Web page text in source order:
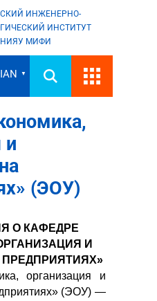
ИНЖЕНЕРНО-
ИНСТИТУТ
МИФИ
▼
и
(ЭОУ)
О КАФЕДРЕ
И
организация и
(ЭОУ) —